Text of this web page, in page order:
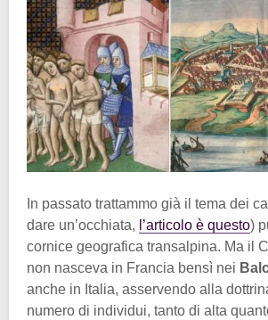
In passato trattammo già il tema dei
dare un’occhiata, l’articolo è questo)
cornice geografica transalpina. Ma il
non nasceva in Francia bensì nei
anche in Italia, asservendo alla
numero di individui, tanto di alta